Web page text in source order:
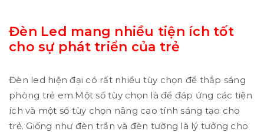
Đèn Led mang nhiều tiện ích tốt
cho sự phát triển của trẻ
Đèn led hiện đại có rất nhiều tùy chọn để thắp sáng
phòng trẻ em.Một số tùy chọn là để đáp ứng các tiện
ích và một số tùy chọn nâng cao tính sáng tạo cho
trẻ. Giống như đèn trần và đèn tường là lý tưởng cho